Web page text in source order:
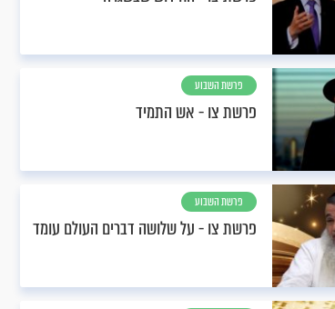
פרשת השבוע
פרשת צו - אש התמיד
פרשת השבוע
פרשת צו - על שלושה דברים העולם עומד